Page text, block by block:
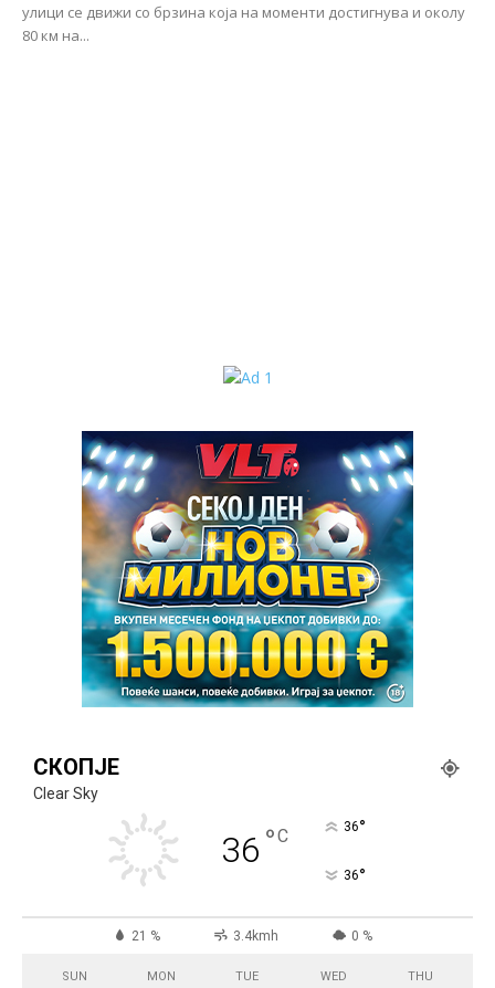
улици се движи со брзина која на моменти достигнува и околу
80 км на...
СКОПЈЕ
Clear Sky
36 °C 36°
36°
21 % 3.4kmh 0 %
SUN MON TUE WED THU